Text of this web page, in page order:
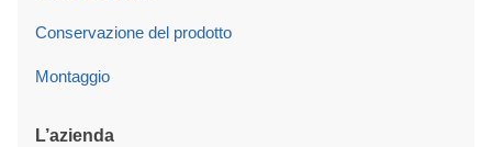
Conservazione del prodotto
Montaggio
L’azienda